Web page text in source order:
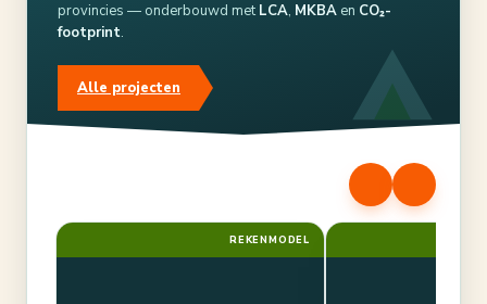
provincies — onderbouwd met LCA, MKBA en CO₂-
footprint.
Alle projecten
REKENMODEL